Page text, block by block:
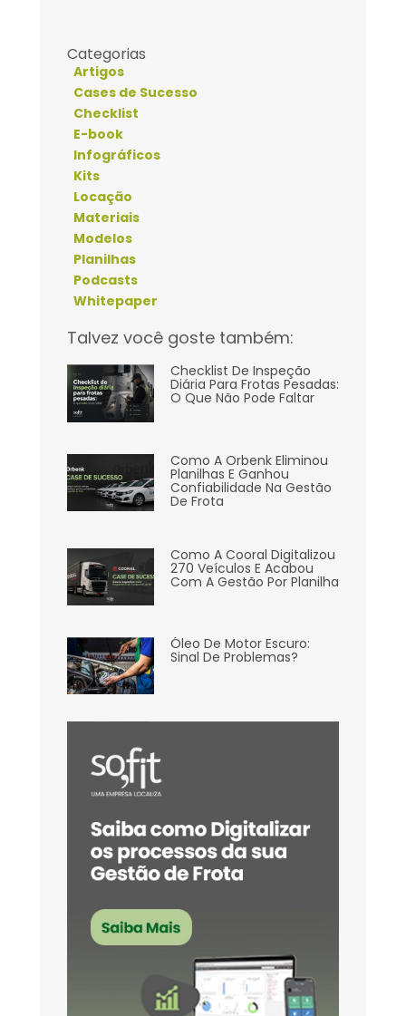
Categorias
Artigos
Cases de Sucesso
Checklist
E-book
Infográficos
Kits
Locação
Materiais
Modelos
Planilhas
Podcasts
Whitepaper
Talvez você goste também:
Checklist De Inspeção
Diária Para Frotas Pesadas:
O Que Não Pode Faltar
Como A Orbenk Eliminou
Planilhas E Ganhou
Confiabilidade Na Gestão
De Frota
Como A Cooral Digitalizou
270 Veículos E Acabou
Com A Gestão Por Planilha
Óleo De Motor Escuro:
Sinal De Problemas?